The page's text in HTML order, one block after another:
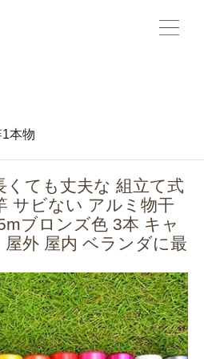
がすべて揃う 物干し専門店さくら
団干しからデザインされた物干
ーカーです。
本物
くても丈夫な 組立て式
サビない アルミ物干
ブロンズ色 3本 キャ
外 屋内 ベランダに最